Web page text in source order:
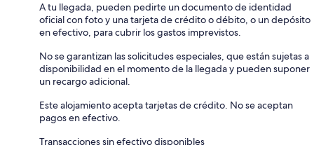
A tu llegada, pueden pedirte un documento de identidad
oficial con foto y una tarjeta de crédito o débito, o un depósito
en efectivo, para cubrir los gastos imprevistos.
No se garantizan las solicitudes especiales, que están sujetas a
disponibilidad en el momento de la llegada y pueden suponer
un recargo adicional.
Este alojamiento acepta tarjetas de crédito. No se aceptan
pagos en efectivo.
Transacciones sin efectivo disponibles